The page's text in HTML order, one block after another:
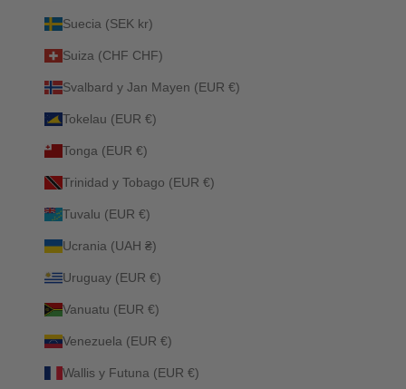
Suecia (SEK kr)
Suiza (CHF CHF)
Svalbard y Jan Mayen (EUR €)
Tokelau (EUR €)
Tonga (EUR €)
Trinidad y Tobago (EUR €)
Tuvalu (EUR €)
Ucrania (UAH ₴)
Uruguay (EUR €)
Vanuatu (EUR €)
Venezuela (EUR €)
Wallis y Futuna (EUR €)